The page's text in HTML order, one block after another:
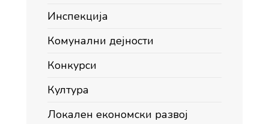
Инспекција
Комунални дејности
Конкурси
Култура
Локален економски развој